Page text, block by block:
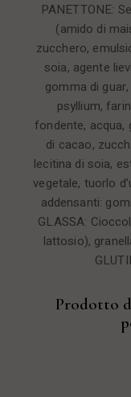
PANETTONE:
(amido di
zucchero,
soia, agente
gomma di
psyllium,
fondente,
di cacao,
lecitina di soia,
vegetale, tuorlo
addensanti:
GLASSA:
lattosio),
Prodotto